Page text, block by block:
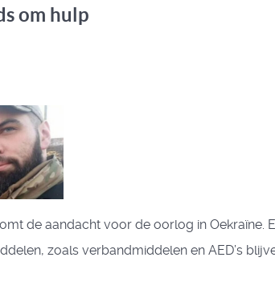
om hulp
de aandacht voor de oorlog in
zoals verbandmiddelen en AED’s